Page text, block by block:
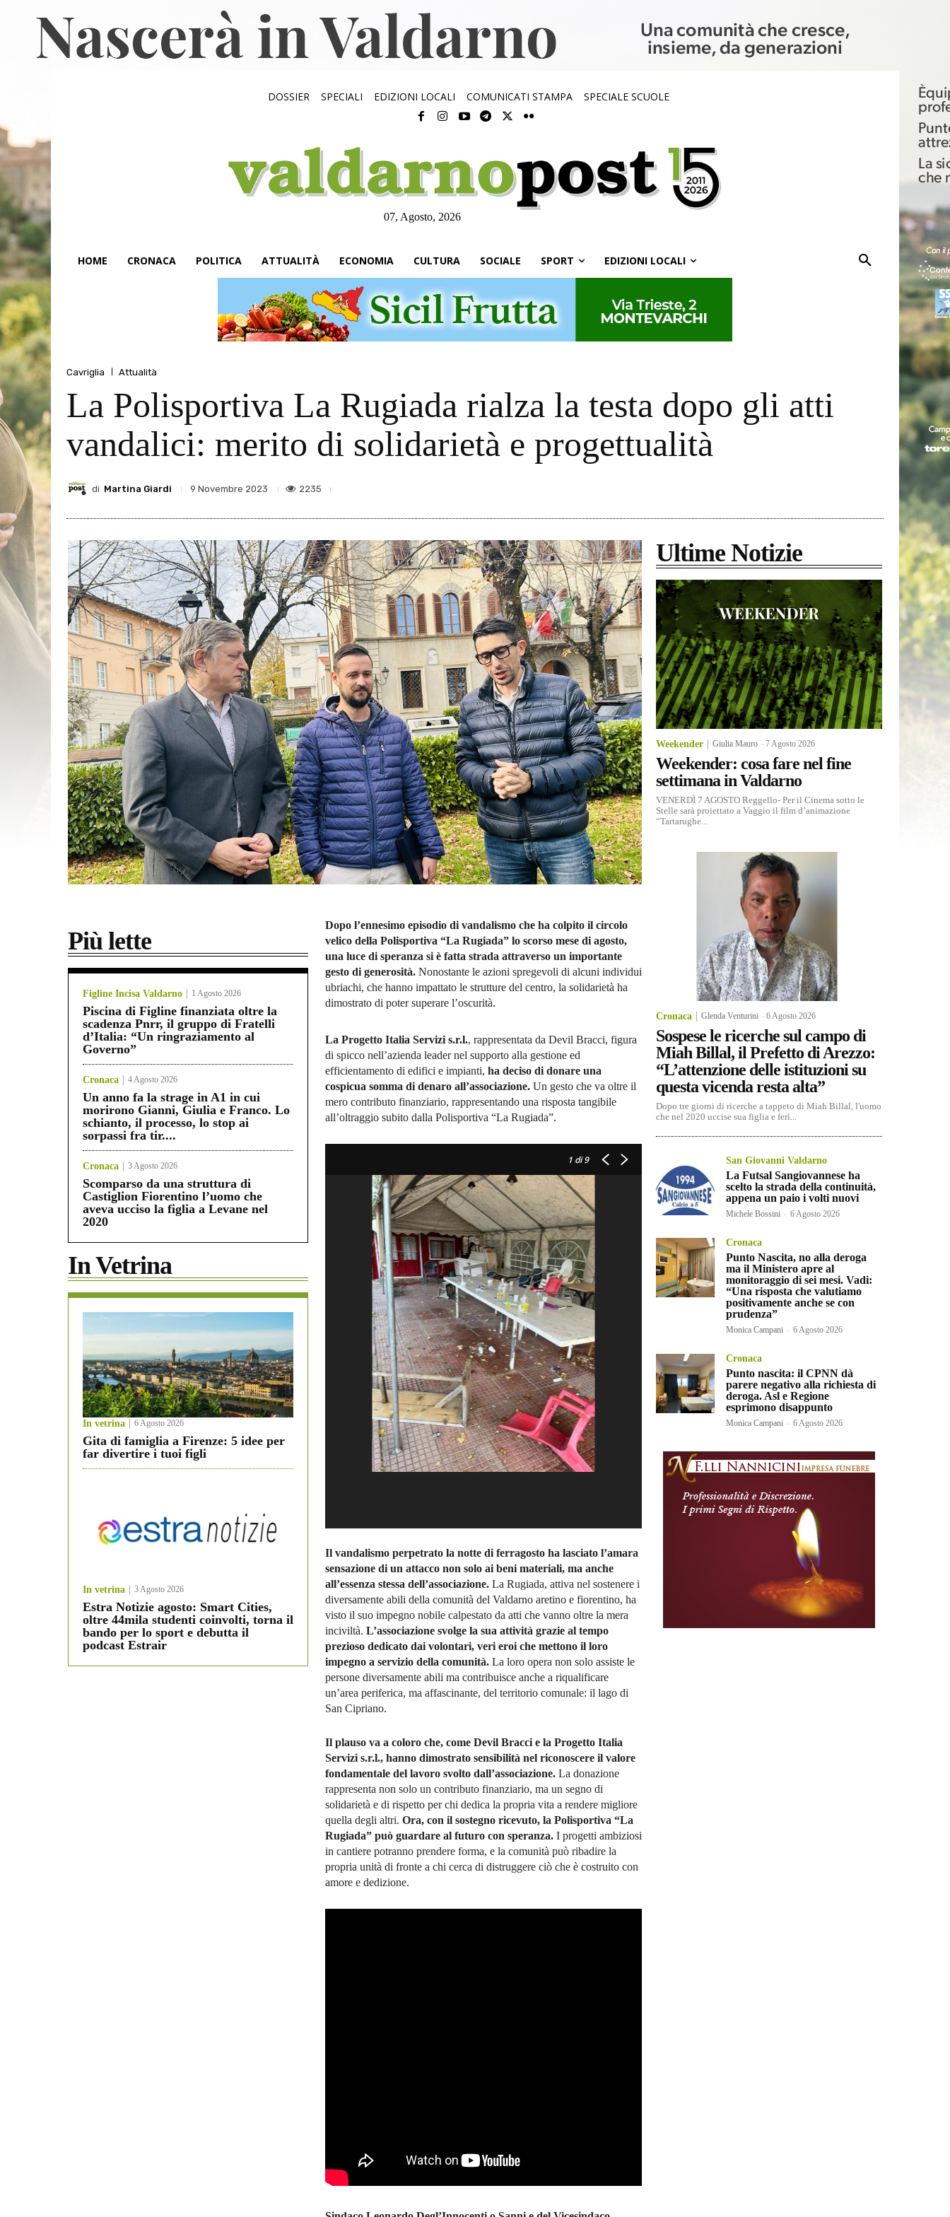
DOSSIER SPECIALI EDIZIONI LOCALI COMUNICATI STAMPA SPECIALE SCUOLE
07, Agosto, 2026
HOME CRONACA POLITICA ATTUALITÀ ECONOMIA CULTURA SOCIALE SPORT EDIZIONI LOCALI
Cavriglia Attualità
La Polisportiva La Rugiada rialza la testa dopo gli atti
vandalici: merito di solidarietà e progettualità
di Martina Giardi 9 Novembre 2023 2235
Più lette
Figline Incisa Valdarno 1 Agosto 2026
Piscina di Figline finanziata oltre la
scadenza Pnrr, il gruppo di Fratelli
d’Italia: “Un ringraziamento al
Governo”
Cronaca 4 Agosto 2026
Un anno fa la strage in A1 in cui
morirono Gianni, Giulia e Franco. Lo
schianto, il processo, lo stop ai
sorpassi fra tir....
Cronaca 3 Agosto 2026
Scomparso da una struttura di
Castiglion Fiorentino l’uomo che
aveva ucciso la figlia a Levane nel
2020
In Vetrina
In vetrina 6 Agosto 2026
Gita di famiglia a Firenze: 5 idee per
far divertire i tuoi figli
In vetrina 3 Agosto 2026
Estra Notizie agosto: Smart Cities,
oltre 44mila studenti coinvolti, torna il
bando per lo sport e debutta il
podcast Estrair
Dopo l’ennesimo episodio di vandalismo che ha colpito il circolo
velico della Polisportiva “La Rugiada” lo scorso mese di agosto,
una luce di speranza si è fatta strada attraverso un importante
gesto di generosità. Nonostante le azioni spregevoli di alcuni individui
ubriachi, che hanno impattato le strutture del centro, la solidarietà ha
dimostrato di poter superare l’oscurità.
La Progetto Italia Servizi s.r.l., rappresentata da Devil Bracci, figura
di spicco nell’azienda leader nel supporto alla gestione ed
efficientamento di edifici e impianti, ha deciso di donare una
cospicua somma di denaro all’associazione. Un gesto che va oltre il
mero contributo finanziario, rappresentando una risposta tangibile
all’oltraggio subito dalla Polisportiva “La Rugiada”.
1 di 9
Il vandalismo perpetrato la notte di ferragosto ha lasciato l’amara
sensazione di un attacco non solo ai beni materiali, ma anche
all’essenza stessa dell’associazione. La Rugiada, attiva nel sostenere i
diversamente abili della comunità del Valdarno aretino e fiorentino, ha
visto il suo impegno nobile calpestato da atti che vanno oltre la mera
inciviltà. L’associazione svolge la sua attività grazie al tempo
prezioso dedicato dai volontari, veri eroi che mettono il loro
impegno a servizio della comunità. La loro opera non solo assiste le
persone diversamente abili ma contribuisce anche a riqualificare
un’area periferica, ma affascinante, del territorio comunale: il lago di
San Cipriano.
Il plauso va a coloro che, come Devil Bracci e la Progetto Italia
Servizi s.r.l., hanno dimostrato sensibilità nel riconoscere il valore
fondamentale del lavoro svolto dall’associazione. La donazione
rappresenta non solo un contributo finanziario, ma un segno di
solidarietà e di rispetto per chi dedica la propria vita a rendere migliore
quella degli altri. Ora, con il sostegno ricevuto, la Polisportiva “La
Rugiada” può guardare al futuro con speranza. I progetti ambiziosi
in cantiere potranno prendere forma, e la comunità può ribadire la
propria unità di fronte a chi cerca di distruggere ciò che è costruito con
amore e dedizione.
Ultime Notizie
Weekender Giulia Mauro -7 Agosto 2026
Weekender: cosa fare nel fine
settimana in Valdarno
VENERDÌ 7 AGOSTO Reggello- Per il Cinema sotto le
Stelle sarà proiettato a Vaggio il film d’animazione
“Tartarughe...
Cronaca Glenda Venturini -6 Agosto 2026
Sospese le ricerche sul campo di
Miah Billal, il Prefetto di Arezzo:
“L’attenzione delle istituzioni su
questa vicenda resta alta”
Dopo tre giorni di ricerche a tappeto di Miah Billal, l'uomo
che nel 2020 uccise sua figlia e ferì...
San Giovanni Valdarno
La Futsal Sangiovannese ha
scelto la strada della continuità,
appena un paio i volti nuovi
Michele Bossini - 6 Agosto 2026
Cronaca
Punto Nascita, no alla deroga
ma il Ministero apre al
monitoraggio di sei mesi. Vadi:
“Una risposta che valutiamo
positivamente anche se con
prudenza”
Monica Campani - 6 Agosto 2026
Cronaca
Punto nascita: il CPNN dà
parere negativo alla richiesta di
deroga. Asl e Regione
esprimono disappunto
Monica Campani - 6 Agosto 2026